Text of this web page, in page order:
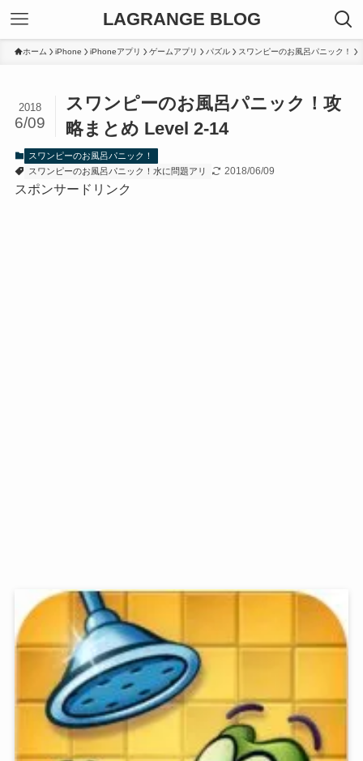
LAGRANGE BLOG
ホーム iPhone iPhoneアプリ ゲームアプリ パズル スワンピーのお風呂パニック！
スワンピーのお風呂パニック！攻
略まとめ Level 2-14
2018
6/09
スワンピーのお風呂パニック！
スワンピーのお風呂パニック！水に問題アリ
2018/06/09
スポンサードリンク